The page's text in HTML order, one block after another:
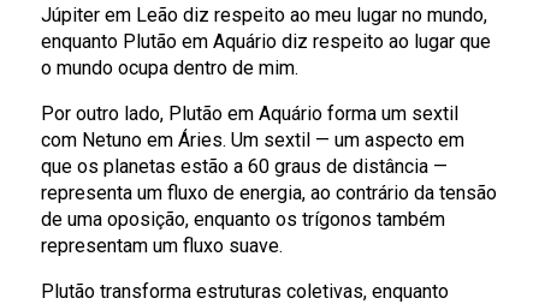
Júpiter em Leão diz respeito ao meu lugar no mundo,
enquanto Plutão em Aquário diz respeito ao lugar que
o mundo ocupa dentro de mim.
Por outro lado, Plutão em Aquário forma um sextil
com Netuno em Áries. Um sextil — um aspecto em
que os planetas estão a 60 graus de distância —
representa um fluxo de energia, ao contrário da tensão
de uma oposição, enquanto os trígonos também
representam um fluxo suave.
Plutão transforma estruturas coletivas, enquanto